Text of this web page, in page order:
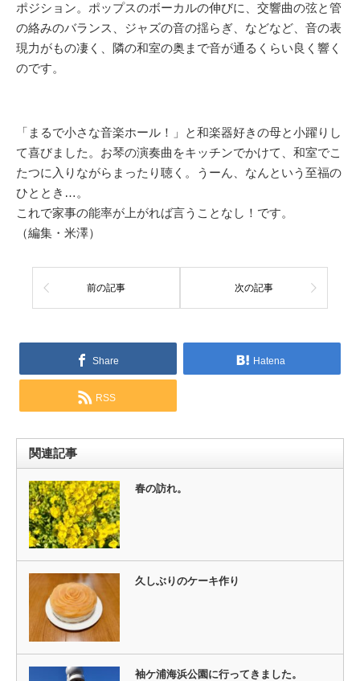
ポジション。ポップスのボーカルの伸びに、交響曲の弦と管
の絡みのバランス、ジャズの音の揺らぎ、などなど、音の表
現力がもの凄く、隣の和室の奥まで音が通るくらい良く響く
のです。
「まるで小さな音楽ホール！」と和楽器好きの母と小躍りし
て喜びました。お琴の演奏曲をキッチンでかけて、和室でこ
たつに入りながらまったり聴く。うーん、なんという至福の
ひととき…。
これで家事の能率が上がれば言うことなし！です。
（編集・米澤）
前の記事 次の記事
Share Hatena
RSS
関連記事
春の訪れ。
久しぶりのケーキ作り
袖ケ浦海浜公園に行ってきました。